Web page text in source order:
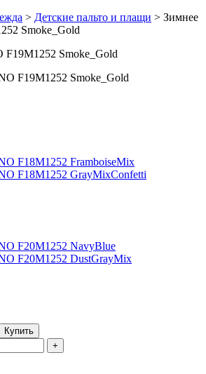
> Детские пальто и плащи > Зимнее
Smoke_Gold
F19M1252 Smoke_Gold
Купить
+